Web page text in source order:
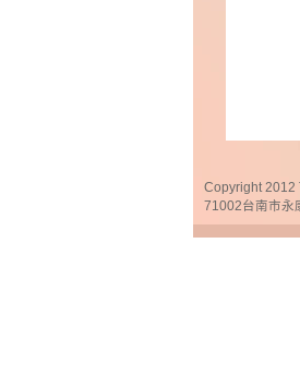
Copyright 2012
71002台南市